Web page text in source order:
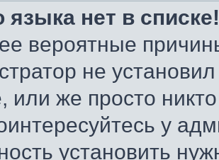
языка нет в списке!
вероятные
не
или же просто
у
установить